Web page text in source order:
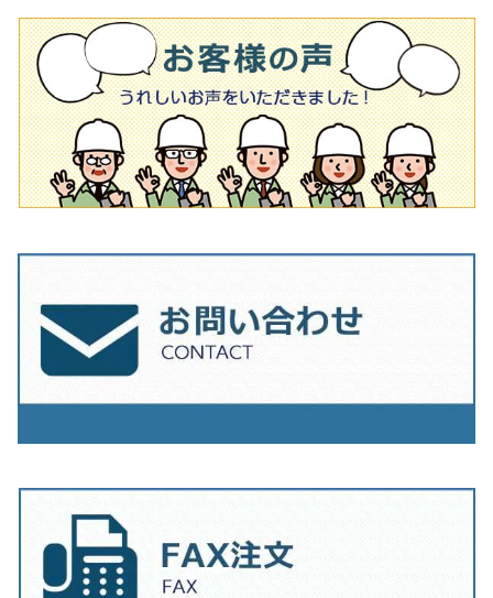
タイル針
タイル針
その他
オフセットタイプ（ハットタイプ
205ｍｍ（8インチ）
230mm（9インチ）
180mm（7インチ）
205mm（8インチ）
230mm（9インチ）
150ｍｍ（6インチ）
180ｍｍ（7インチ）
205mm（8インチ）